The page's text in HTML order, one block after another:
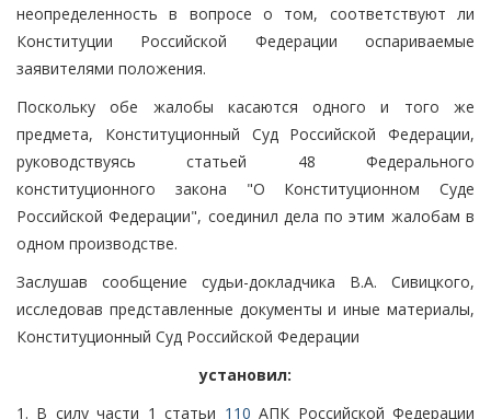
неопределенность в вопросе о том, соответствуют ли
Конституции Российской Федерации оспариваемые
заявителями положения.
Поскольку обе жалобы касаются одного и того же
предмета, Конституционный Суд Российской Федерации,
руководствуясь статьей 48 Федерального
конституционного закона "О Конституционном Суде
Российской Федерации", соединил дела по этим жалобам в
одном производстве.
Заслушав сообщение судьи-докладчика В.А. Сивицкого,
исследовав представленные документы и иные материалы,
Конституционный Суд Российской Федерации
установил:
1. В силу части 1 статьи 110 АПК Российской Федерации